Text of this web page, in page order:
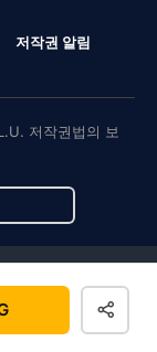
저작권 알림
저작권법의 보